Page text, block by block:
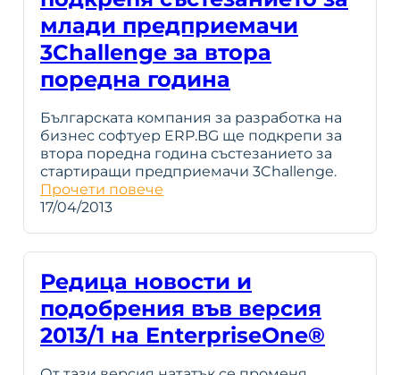
млади предприемачи
3Challenge за втора
поредна година
Българската компания за разработка на
бизнес софтуер ERP.BG ще подкрепи за
втора поредна година състезанието за
стартиращи предприемачи 3Challenge.
Прочети повече
17/04/2013
Редица новости и
подобрения във версия
2013/1 на EnterpriseOne®